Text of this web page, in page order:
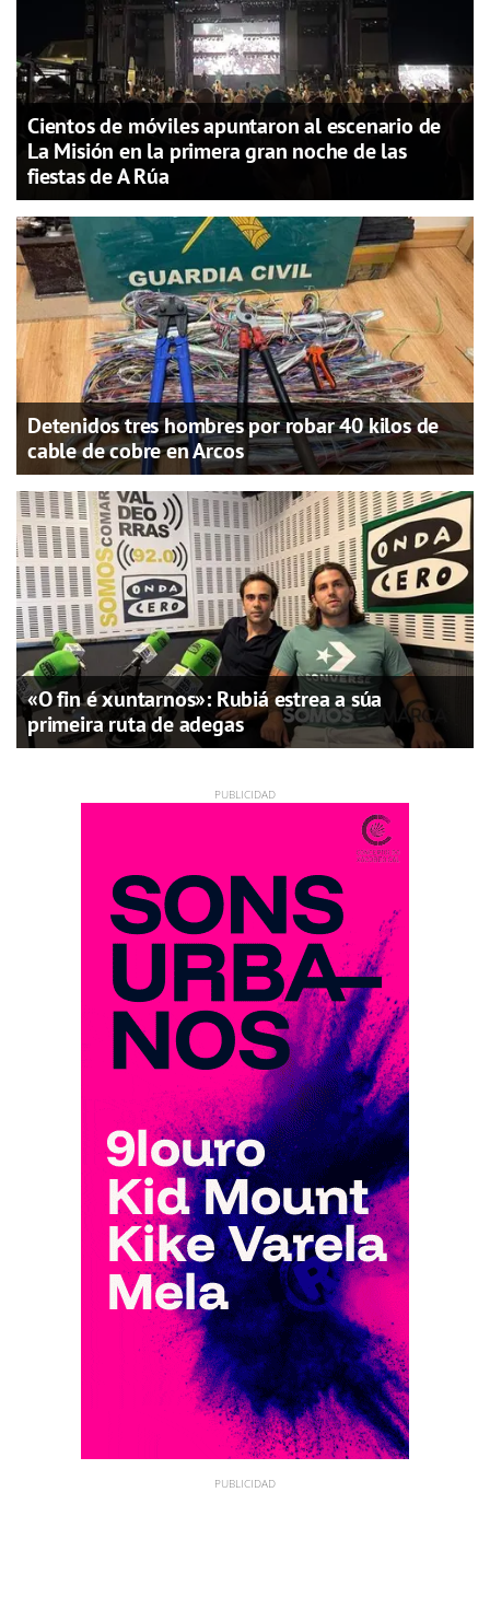
Cientos de móviles apuntaron al escenario de
La Misión en la primera gran noche de las
fiestas de A Rúa
Detenidos tres hombres por robar 40 kilos de
cable de cobre en Arcos
«O fin é xuntarnos»: Rubiá estrea a súa
primeira ruta de adegas